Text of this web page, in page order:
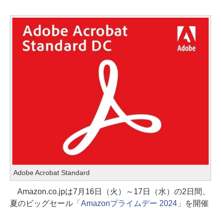
Adobe Acrobat Standard
Amazon.co.jpは7月16日（火）～17日（水）の2日間、
夏のビッグセール「Amazonプライムデー 2024」
を開催